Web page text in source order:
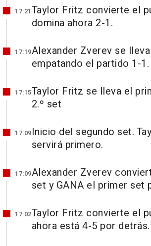
17:21Taylor Fritz convierte el
domina ahora 2-1.
17:19Alexander Zverev se
empatando el partido 1-1.
17:15Taylor Fritz se lleva el
2.º set
17:09Inicio del segundo set.
servirá primero.
17:09Alexander Zverev
set y GANA el primer set
17:02Taylor Fritz convierte el
ahora está 4-5 por detrás.